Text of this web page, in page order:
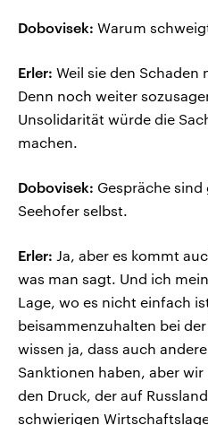
Dobovisek: Warum
Erler: Weil sie den
Denn noch weiter
Unsolidarität würde die
machen.
Dobovisek: Gespräche
Seehofer selbst.
Erler: Ja, aber es kommt
was man sagt. Und ich
Lage, wo es nicht einfach
beisammenzuhalten bei
wissen ja, dass auch
Sanktionen haben, aber
den Druck, der auf
schwierigen